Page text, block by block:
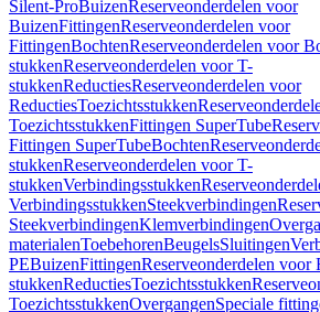
Silent-ProBuizenReserveonderdelen voor
BuizenFittingenReserveonderdelen voor
FittingenBochtenReserveonderdelen voor
stukkenReserveonderdelen voor T-
stukkenReductiesReserveonderdelen voor
ReductiesToezichtsstukken
ToezichtsstukkenFittingen SuperTube
Fittingen SuperTubeBochten
stukkenReserveonderdelen voor T-
stukkenVerbindingsstukken
VerbindingsstukkenSteekverbindingen
SteekverbindingenKlemverbindingen
materialenToebehorenBeugelsSluitingen
PEBuizenFittingenReserveonderdelen voor
stukkenReductiesToezichtsstukken
ToezichtsstukkenOvergangenSpeciale